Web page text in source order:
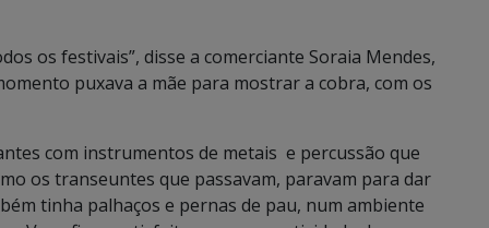
os festivais”, disse a comerciante Soraia Mendes,
puxava a mãe para mostrar a cobra, com os
com instrumentos de metais e percussão que
os transeuntes que passavam, paravam para dar
tinha palhaços e pernas de pau, num ambiente